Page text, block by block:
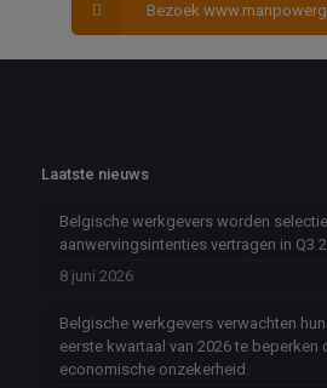
Bezoek
Laatste nieuws
Belgische werkgevers worden
aanwervingsintenties vertragen in Q3
8 juni 2026
Belgische werkgevers verwachten
eerste kwartaal van 2026 te
economische onzekerheid.